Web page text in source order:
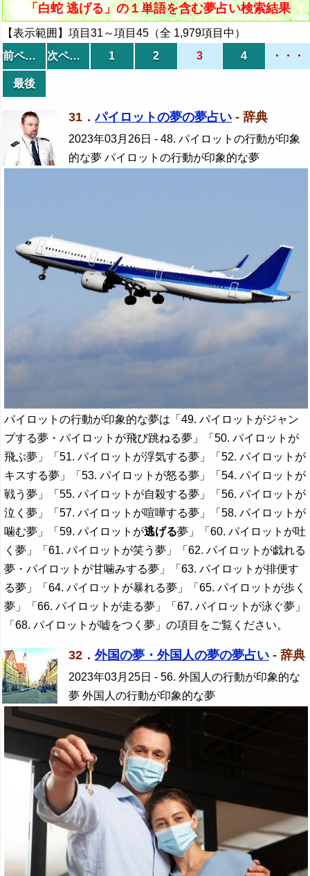
「白蛇 逃げる」の１単語を含む夢占い検索結果
【表示範囲】項目31～項目45（全 1,979項目中）
前ページ
次ページ 1 2 3 4 ・・・
最後
31．パイロットの夢の夢占い - 辞典
2023年03月26日 - 48. パイロットの行動が印象
的な夢 パイロットの行動が印象的な夢
パイロットの行動が印象的な夢は「49. パイロットがジャン
プする夢・パイロットが飛び跳ねる夢」「50. パイロットが
飛ぶ夢」「51. パイロットが浮気する夢」「52. パイロットが
キスする夢」「53. パイロットが怒る夢」「54. パイロットが
戦う夢」「55. パイロットが自殺する夢」「56. パイロットが
泣く夢」「57. パイロットが喧嘩する夢」「58. パイロットが
噛む夢」「59. パイロットが逃げる夢」「60. パイロットが吐
く夢」「61. パイロットが笑う夢」「62. パイロットが戯れる
夢・パイロットが甘噛みする夢」「63. パイロットが排便す
る夢」「64. パイロットが暴れる夢」「65. パイロットが歩く
夢」「66. パイロットが走る夢」「67. パイロットが泳ぐ夢」
「68. パイロットが嘘をつく夢」の項目をご覧ください。
32． 外国の夢・外国人の夢の夢占い - 辞典
2023年03月25日 - 56. 外国人の行動が印象的な
夢 外国人の行動が印象的な夢